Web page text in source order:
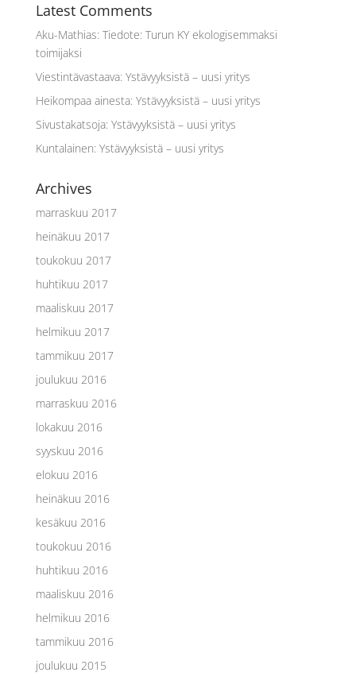
Latest Comments
Aku-Mathias: Tiedote: Turun KY ekologisemmaksi
toimijaksi
Viestintävastaava: Ystävyyksistä – uusi yritys
Heikompaa ainesta: Ystävyyksistä – uusi yritys
Sivustakatsoja: Ystävyyksistä – uusi yritys
Kuntalainen: Ystävyyksistä – uusi yritys
Archives
marraskuu 2017
heinäkuu 2017
toukokuu 2017
huhtikuu 2017
maaliskuu 2017
helmikuu 2017
tammikuu 2017
joulukuu 2016
marraskuu 2016
lokakuu 2016
syyskuu 2016
elokuu 2016
heinäkuu 2016
kesäkuu 2016
toukokuu 2016
huhtikuu 2016
maaliskuu 2016
helmikuu 2016
tammikuu 2016
joulukuu 2015